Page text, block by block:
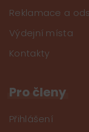
Reklamace a
Výdejní místa
Kontakty
Pro členy
Přihlášení